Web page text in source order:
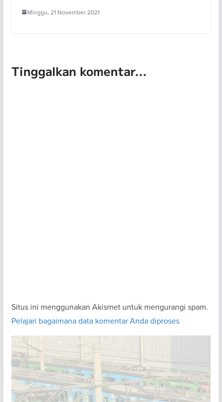
Minggu, 21 November 2021
Tinggalkan komentar...
Situs ini menggunakan Akismet untuk mengurangi spam.
Pelajari bagaimana data komentar Anda diproses